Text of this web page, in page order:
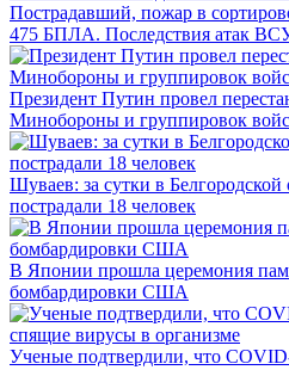
Пострадавший, пожар в
475 БПЛА. Последствия атак
Президент Путин провел
Минобороны и группировок
Шуваев: за сутки в
пострадали 18 человек
В Японии прошла церемония
бомбардировки США
Ученые подтвердили, что